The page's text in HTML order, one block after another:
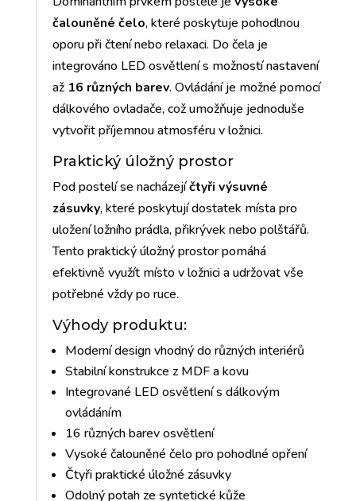
čalouněné čelo, které poskytuje pohodlnou
oporu při čtení nebo relaxaci. Do čela je
integrováno LED osvětlení s možností nastavení
až 16 různých barev. Ovládání je možné pomocí
dálkového ovladače, což umožňuje jednoduše
vytvořit příjemnou atmosféru v ložnici.
Praktický úložný prostor
Pod postelí se nacházejíčtyři výsuvné
zásuvky, které poskytují dostatek místa pro
uložení ložního prádla, přikrývek nebo polštářů.
Tento praktický úložný prostor pomáhá
efektivně využít místo v ložnici a udržovat vše
potřebné vždy po ruce.
Výhody produktu:
Moderní design vhodný do různých interiérů
Stabilní konstrukce z MDF a kovu
Integrované LED osvětlení s dálkovým
ovládáním
16 různých barev osvětlení
Vysoké čalouněné čelo pro pohodlné opření
Čtyři praktické úložné zásuvky
Odolný potah ze syntetické kůže